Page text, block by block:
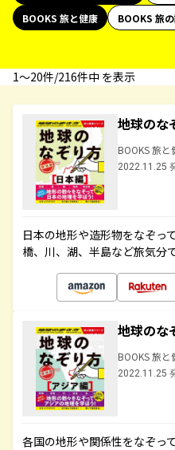
BOOKS 旅と健康
BOOKS 旅
1〜20件/216件中 を表示
地球の
BOOKS 旅と
2022.11.25
日本の地形や造形物をなぞっ
橋、川、湖、半島など旅気分
地球の
BOOKS 旅と
2022.11.25
各国の地形や関係性をなぞっ